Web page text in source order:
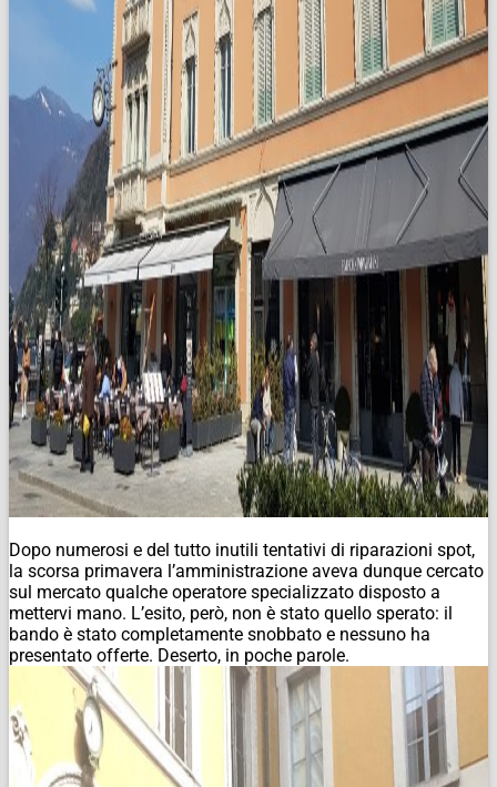
Dopo numerosi e del tutto inutili tentativi di riparazioni spot,
la scorsa primavera l’amministrazione aveva dunque cercato
sul mercato qualche operatore specializzato disposto a
mettervi mano. L’esito, però, non è stato quello sperato: il
bando è stato completamente snobbato e nessuno ha
presentato offerte. Deserto, in poche parole.